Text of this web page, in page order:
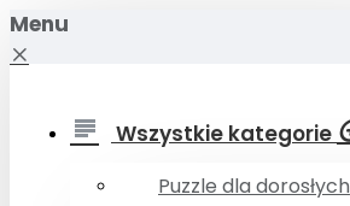
Menu
Wszystkie kategorie
Puzzle dla dorosłych